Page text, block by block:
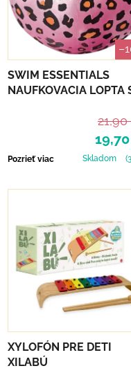
SWIM ESSENTIALS
NAUFKOVACIA LOPTA
Pozrieť viac Skladom
XYLOFÓN PRE DETI
XILABÚ